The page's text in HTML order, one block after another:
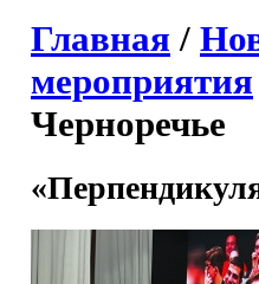
Главная /
мероприятия
Черноречье